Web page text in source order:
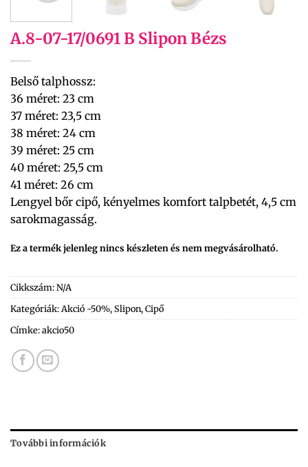
A.8-07-17/0691 B Slipon Bézs
Belső talphossz:
36 méret: 23 cm
37 méret: 23,5 cm
38 méret: 24 cm
39 méret: 25 cm
40 méret: 25,5 cm
41 méret: 26 cm
Lengyel bőr cipő, kényelmes komfort talpbetét, 4,5 cm
sarokmagasság.
Ez a termék jelenleg nincs készleten és nem megvásárolható.
Cikkszám:N/A
Kategóriák:Akció -50%,Slipon,Cipő
Címke:akcio50
További információk